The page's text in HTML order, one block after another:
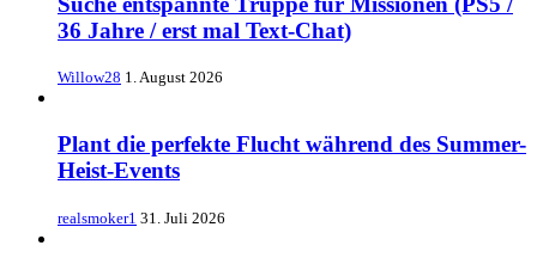
36 Jahre / erst mal Text-Chat)
Willow28 1. August 2026
Plant die perfekte Flucht während des Summer-
Heist-Events
realsmoker1 31. Juli 2026